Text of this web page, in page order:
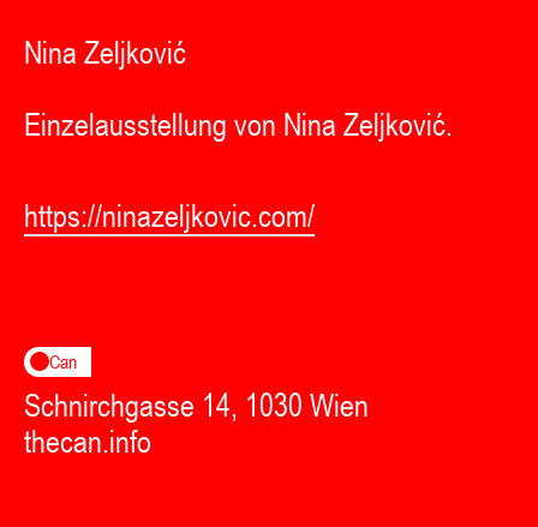
Nina Zeljković
Einzelausstellung von Nina Zeljković.
https://ninazeljkovic.com/
Can
Schnirchgasse 14, 1030 Wien
thecan.info